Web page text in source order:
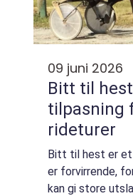
09 juni 2026
Bitt til
tilpasning
rideturer
Bitt til hest er et
er forvirrende,
kan gi store